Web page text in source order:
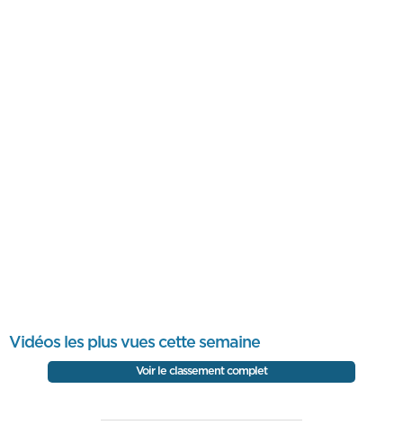
Vidéos les plus vues cette semaine
Voir le classement complet